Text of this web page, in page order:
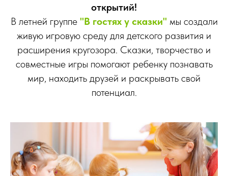
открытий!
В летней группе "В гостях у сказки" мы создали
живую игровую среду для детского развития и
расширения кругозора. Сказки, творчество и
совместные игры помогают ребенку познавать
мир, находить друзей и раскрывать свой
потенциал.